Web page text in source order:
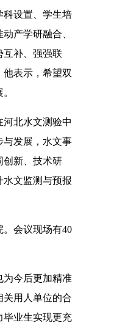
科设置、学生培
产学研融合、
互补、强强联
表示，希望双
北水文测验中
与发展，水文事
创新、技术研
水文监测与预报
会议现场有40
为今后更加精准
用人单位的合
毕业生实现更充
岗 深化校地企合作